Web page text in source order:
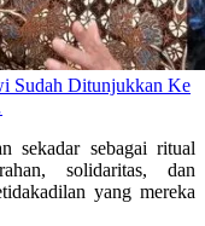
Sudah Ditunjukkan Ke
sekadar sebagai ritual
solidaritas, dan
yang mereka